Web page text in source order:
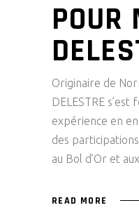
POUR
Originaire de
DELESTRE
expérience en
des
au Bol d’Or et
READ MORE